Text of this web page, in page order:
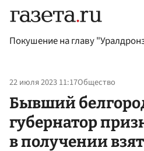
Покушение на главу
22 июля 2023 11:17Общество
Бывший
губернатор
в получении